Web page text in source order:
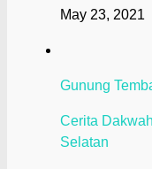
May 23, 2021
Gunung
Cerita
Selatan